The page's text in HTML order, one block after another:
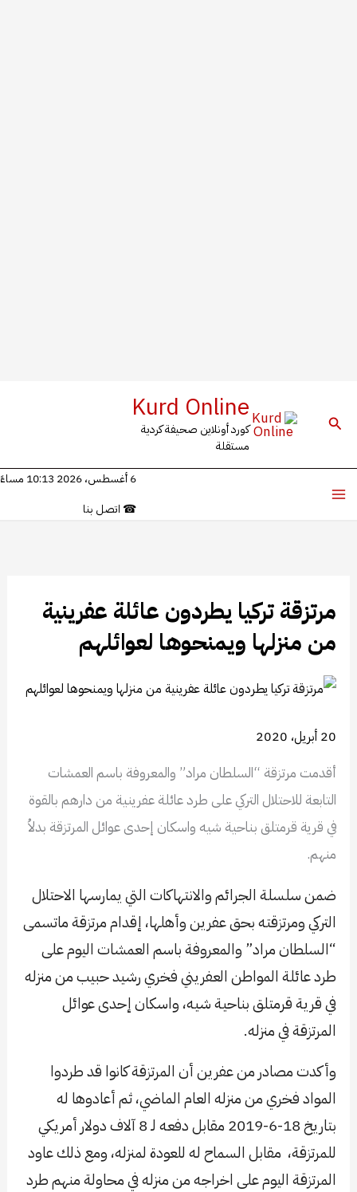
البحث Kurd Online
كورد أونلاين صحيفة كردية
مستقلة
6 أغسطس، 2026 10:13 مساءً
☎ اتصل بنا
​​​​​​​مرتزقة تركيا يطردون عائلة عفرينية
من منزلها ويمنحوها لعوائلهم
20 أبريل، 2020
أقدمت مرتزقة “السلطان مراد” والمعروفة باسم العمشات
التابعة للاحتلال التركي على طرد عائلة عفرينية من دارهم بالقوة
في قرية قرمتلق بناحية شيه واسكان إحدى عوائل المرتزقة بدلاُ
منهم.
ضمن سلسلة الجرائم والانتهاكات التي يمارسها الاحتلال
التركي ومرتزقته بحق عفرين وأهلها، إقدام مرتزقة ماتسمى
“السلطان مراد” والمعروفة باسم العمشات اليوم على
طرد عائلة المواطن العفريني فخري رشيد حبيب من منزله
في قرية قرمتلق بناحية شيه، واسكان إحدى عوائل
المرتزقة في منزله.
وأكدت مصادر من عفرين أن المرتزقة كانوا قد طردوا
المواد فخري من منزله العام الماضي، ثم أعادوها له
بتاريخ 18-6-2019 مقابل دفعه لـ 8 آلاف دولار أمريكي
للمرتزقة، مقابل السماح له للعودة لمنزله، ومع ذلك عاود
المرتزقة اليوم على اخراجه من منزله في محاولة منهم طرد